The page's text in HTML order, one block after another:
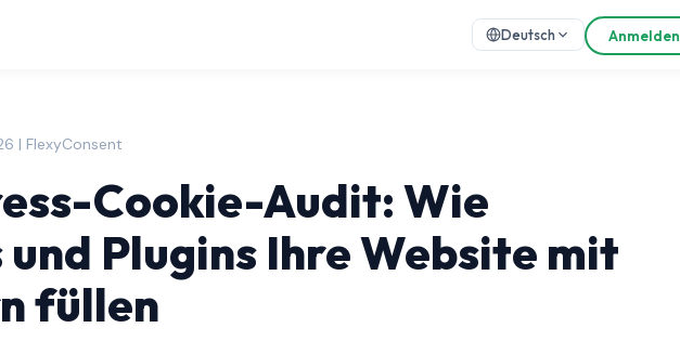
Deutsch Anmelden
| FlexyConsent
Cookie-Audit: Wie
und Plugins Ihre Website mit
füllen